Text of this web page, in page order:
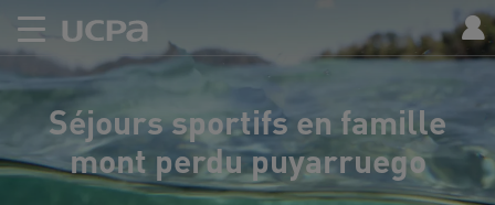
Séjours sportifs en famille
mont perdu puyarruego